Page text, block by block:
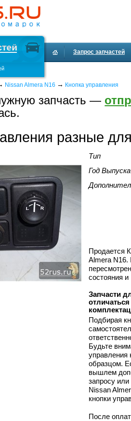
Запрос запчастей
Nissan Almera N16 → Кнопка управления
запчасть —
разные
Тип
Год Выпуска
Продается
Almera
состояния
Запчасти
Подбирая
Будьте
управления
образцом.
вышлем
запросу
Nissan
кнопки
После